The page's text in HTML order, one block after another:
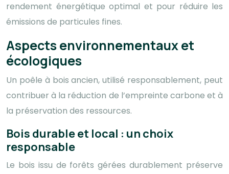
rendement énergétique optimal et pour réduire les
émissions de particules fines.
Aspects environnementaux et
écologiques
Un poêle à bois ancien, utilisé responsablement, peut
contribuer à la réduction de l’empreinte carbone et à
la préservation des ressources.
Bois durable et local : un choix
responsable
Le bois issu de forêts gérées durablement préserve